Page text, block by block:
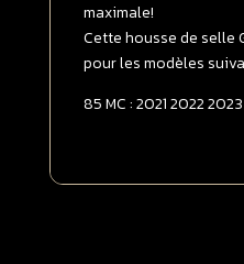
maximale!
Cette housse de selle
pour les modèles
85 MC : 2021 2022